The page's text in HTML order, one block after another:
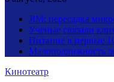
JIM: пересадка
Ученые связали
Питание в первые
Малоподвижность
Кинотеатр